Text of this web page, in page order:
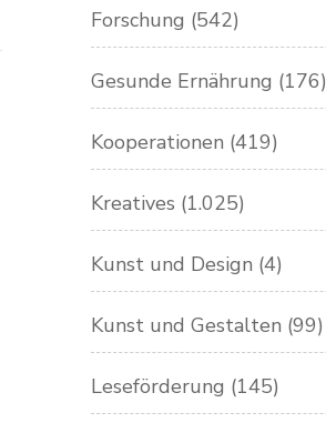
Forschung (542)
Gesunde Ernährung (176)
Kooperationen (419)
Kreatives (1.025)
Kunst und Design (4)
Kunst und Gestalten (99)
Leseförderung (145)